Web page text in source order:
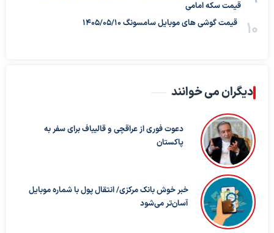
قیمت سکه امامی
قیمت گوشی های موبایل سامسونگ 1405/05/10
دیگران می خوانند
دعوت فوری از عراقچی و قالیباف برای سفر به
پاکستان
خبر خوش بانک مرکزی/ انتقال پول با شماره موبایل
آسان‌تر می‌شود